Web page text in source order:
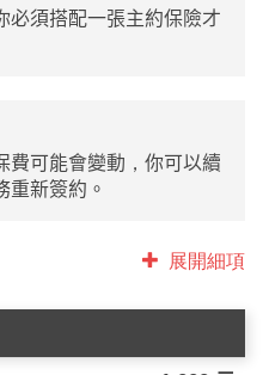
必須搭配一張主約保險才
費可能會變動，你可以續
重新簽約。
展開細項